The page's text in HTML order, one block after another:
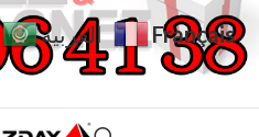
العربية Français